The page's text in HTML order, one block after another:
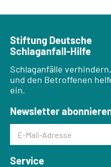
Stiftung Deutsche
Schlaganfall-Hilfe
Schlaganfälle
und den Betroffenen
ein.
Newsletter
E-Mail-Adresse
Service